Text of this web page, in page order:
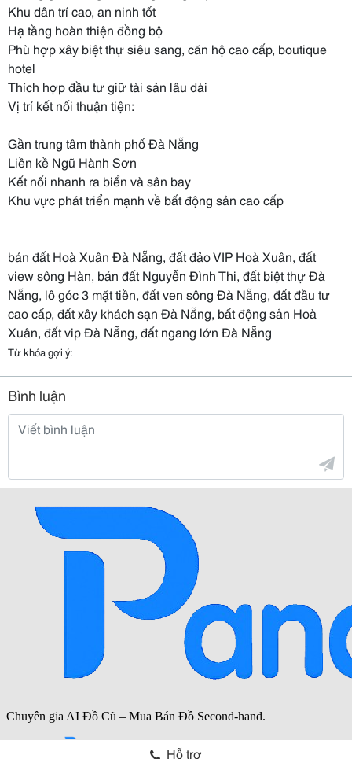
Khu dân trí cao, an ninh tốt
Hạ tầng hoàn thiện đồng bộ
Phù hợp xây biệt thự siêu sang, căn hộ cao cấp, boutique
hotel
Thích hợp đầu tư giữ tài sản lâu dài
Vị trí kết nối thuận tiện:
Gần trung tâm thành phố Đà Nẵng
Liền kề Ngũ Hành Sơn
Kết nối nhanh ra biển và sân bay
Khu vực phát triển mạnh về bất động sản cao cấp
bán đất Hoà Xuân Đà Nẵng, đất đảo VIP Hoà Xuân, đất
view sông Hàn, bán đất Nguyễn Đình Thi, đất biệt thự Đà
Nẵng, lô góc 3 mặt tiền, đất ven sông Đà Nẵng, đất đầu tư
cao cấp, đất xây khách sạn Đà Nẵng, bất động sản Hoà
Xuân, đất vip Đà Nẵng, đất ngang lớn Đà Nẵng
Từ khóa gợi ý:
Bình luận
Hỗ trợ